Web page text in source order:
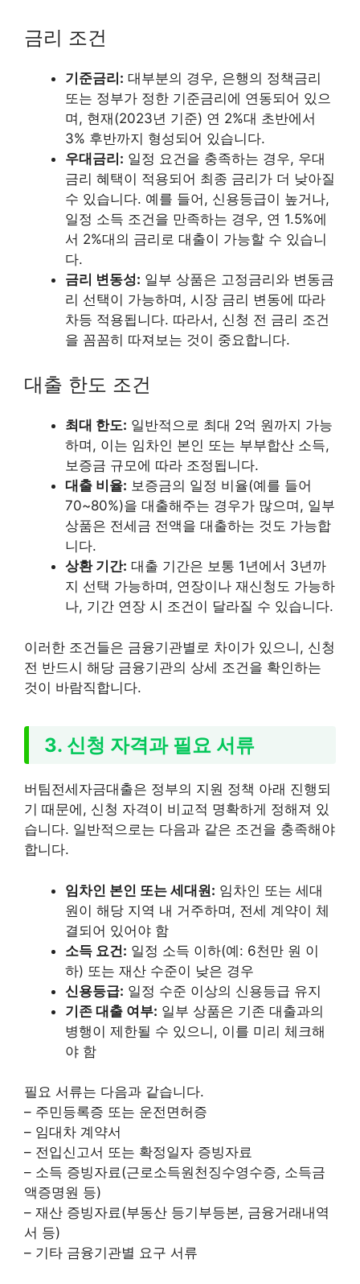
금리 조건
기준금리: 대부분의 경우, 은행의 정책금리
또는 정부가 정한 기준금리에 연동되어 있으
며, 현재(2023년 기준) 연 2%대 초반에서
3% 후반까지 형성되어 있습니다.
우대금리: 일정 요건을 충족하는 경우, 우대
금리 혜택이 적용되어 최종 금리가 더 낮아질
수 있습니다. 예를 들어, 신용등급이 높거나,
일정 소득 조건을 만족하는 경우, 연 1.5%에
서 2%대의 금리로 대출이 가능할 수 있습니
다.
금리 변동성: 일부 상품은 고정금리와 변동금
리 선택이 가능하며, 시장 금리 변동에 따라
차등 적용됩니다. 따라서, 신청 전 금리 조건
을 꼼꼼히 따져보는 것이 중요합니다.
대출 한도 조건
최대 한도: 일반적으로 최대 2억 원까지 가능
하며, 이는 임차인 본인 또는 부부합산 소득,
보증금 규모에 따라 조정됩니다.
대출 비율: 보증금의 일정 비율(예를 들어
70~80%)을 대출해주는 경우가 많으며, 일부
상품은 전세금 전액을 대출하는 것도 가능합
니다.
상환 기간: 대출 기간은 보통 1년에서 3년까
지 선택 가능하며, 연장이나 재신청도 가능하
나, 기간 연장 시 조건이 달라질 수 있습니다.
이러한 조건들은 금융기관별로 차이가 있으니, 신청
전 반드시 해당 금융기관의 상세 조건을 확인하는
것이 바람직합니다.
3. 신청 자격과 필요 서류
버팀전세자금대출은 정부의 지원 정책 아래 진행되
기 때문에, 신청 자격이 비교적 명확하게 정해져 있
습니다. 일반적으로는 다음과 같은 조건을 충족해야
합니다.
임차인 본인 또는 세대원: 임차인 또는 세대
원이 해당 지역 내 거주하며, 전세 계약이 체
결되어 있어야 함
소득 요건: 일정 소득 이하(예: 6천만 원 이
하) 또는 재산 수준이 낮은 경우
신용등급: 일정 수준 이상의 신용등급 유지
기존 대출 여부: 일부 상품은 기존 대출과의
병행이 제한될 수 있으니, 이를 미리 체크해
야 함
필요 서류는 다음과 같습니다.
– 주민등록증 또는 운전면허증
– 임대차 계약서
– 전입신고서 또는 확정일자 증빙자료
– 소득 증빙자료(근로소득원천징수영수증, 소득금
액증명원 등)
– 재산 증빙자료(부동산 등기부등본, 금융거래내역
서 등)
– 기타 금융기관별 요구 서류